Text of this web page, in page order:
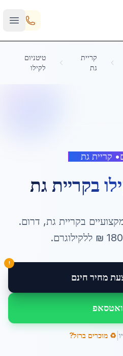
קריית
גת
טיטניום
לקילו
• קריית גת
בקריית גת
בקריית גת, דרום.
180 ₪ ללקילוגרם.
מחיר חינם
!
♻️ מוכרים ברזל?